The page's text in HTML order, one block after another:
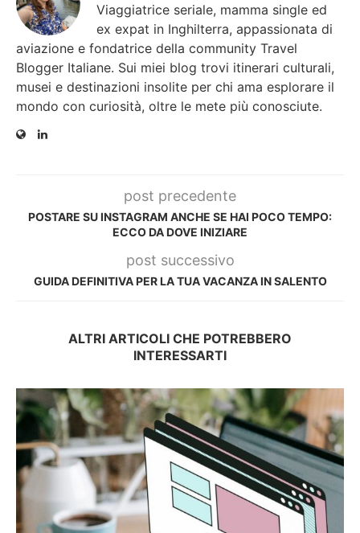
Viaggiatrice seriale, mamma single ed
ex expat in Inghilterra, appassionata di
aviazione e fondatrice della community Travel
Blogger Italiane. Sui miei blog trovi itinerari culturali,
musei e destinazioni insolite per chi ama esplorare il
mondo con curiosità, oltre le mete più conosciute.
post precedente
POSTARE SU INSTAGRAM ANCHE SE HAI POCO TEMPO:
ECCO DA DOVE INIZIARE
post successivo
GUIDA DEFINITIVA PER LA TUA VACANZA IN SALENTO
ALTRI ARTICOLI CHE POTREBBERO
INTERESSARTI